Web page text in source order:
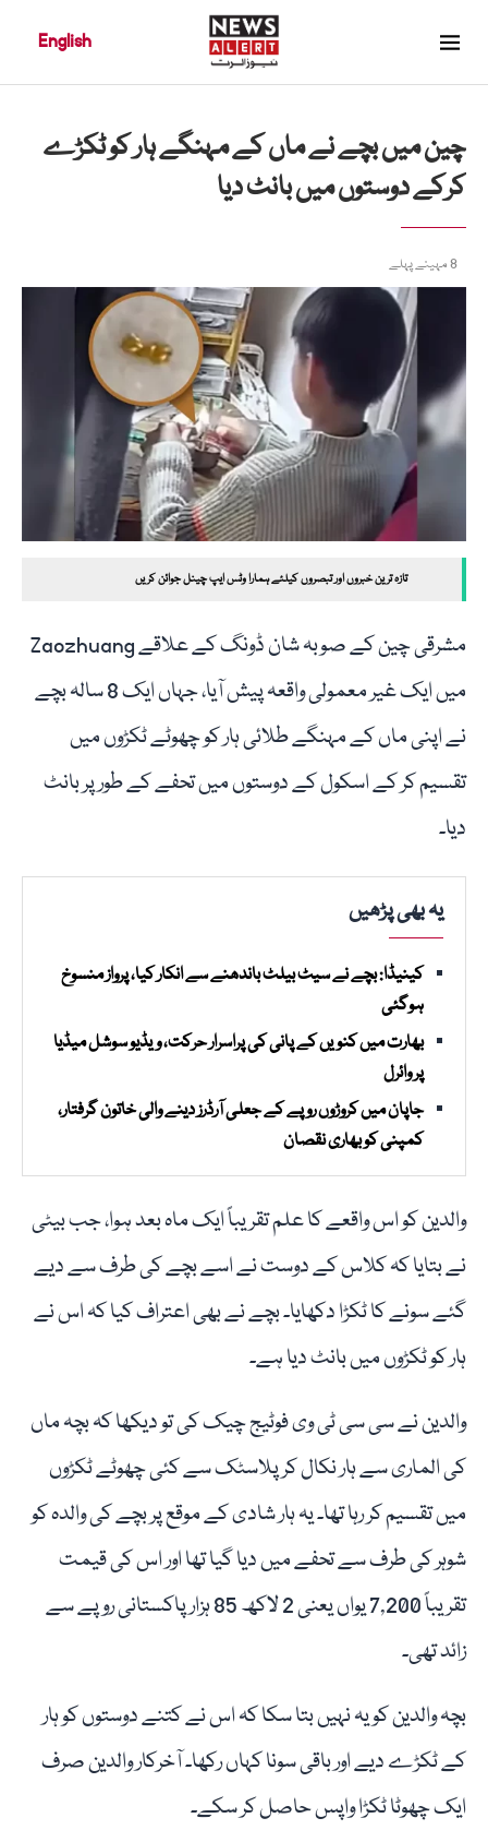
English
چین میں بچے نے ماں کے مہنگے ہار کو ٹکڑے
کرکے دوستوں میں بانٹ دیا
8 مہینے پہلے
تازہ ترین خبروں اور تبصروں کیلئے ہمارا وٹس ایپ چینل جوائن کریں
مشرقی چین کے صوبہ شان ڈونگ کے علاقے Zaozhuang
میں ایک غیر معمولی واقعہ پیش آیا، جہاں ایک 8 سالہ بچے
نے اپنی ماں کے مہنگے طلائی ہار کو چھوٹے ٹکڑوں میں
تقسیم کر کے اسکول کے دوستوں میں تحفے کے طور پر بانٹ
دیا۔
یہ بھی پڑھیں
کینیڈا: بچے نے سیٹ بیلٹ باندھنے سے انکار کیا، پرواز منسوخ
ہوگئی
بھارت میں کنویں کے پانی کی پراسرار حرکت، ویڈیو سوشل میڈیا
پر وائرل
جاپان میں کروڑوں روپے کے جعلی آرڈرز دینے والی خاتون گرفتار،
کمپنی کو بھاری نقصان
والدین کو اس واقعے کا علم تقریباً ایک ماہ بعد ہوا، جب بیٹی
نے بتایا کہ کلاس کے دوست نے اسے بچے کی طرف سے دیے
گئے سونے کا ٹکڑا دکھایا۔ بچے نے بھی اعتراف کیا کہ اس نے
ہار کو ٹکڑوں میں بانٹ دیا ہے۔
والدین نے سی سی ٹی وی فوٹیج چیک کی تو دیکھا کہ بچہ ماں
کی الماری سے ہار نکال کر پلاسٹک سے کئی چھوٹے ٹکڑوں
میں تقسیم کر رہا تھا۔ یہ ہار شادی کے موقع پر بچے کی والدہ کو
شوہر کی طرف سے تحفے میں دیا گیا تھا اور اس کی قیمت
تقریباً 7,200 یواں یعنی 2 لاکھ 85 ہزار پاکستانی روپے سے
زائد تھی۔
بچہ والدین کو یہ نہیں بتا سکا کہ اس نے کتنے دوستوں کو ہار
کے ٹکڑے دیے اور باقی سونا کہاں رکھا۔ آخرکار والدین صرف
ایک چھوٹا ٹکڑا واپس حاصل کر سکے۔